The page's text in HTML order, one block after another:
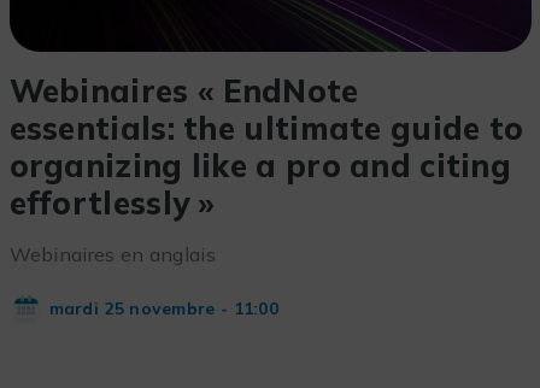
Webinaires « EndNote
essentials: the ultimate guide to
organizing like a pro and citing
effortlessly »
Webinaires en anglais
mardi 25 novembre - 11:00